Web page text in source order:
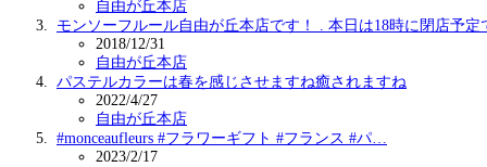
自由が丘本店
モンソーフルール自由が丘本店です！ . 本日は18時に閉店予
2018/12/31
自由が丘本店
パステルカラーは春を感じさせますね癒されますね
2022/4/27
自由が丘本店
#monceaufleurs #フラワーギフト #フランス #パ…
2023/2/17